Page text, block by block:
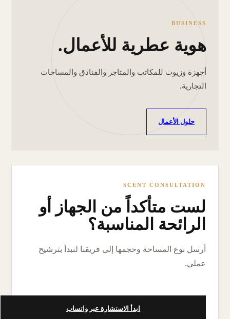
BUSINESS
هوية عطرية للأعمال.
أجهزة وزيوت للمكاتب والمتاجر والفنادق والمساحات
التجارية.
حلول الأعمال
SCENT CONSULTATION
لست متأكداً من الجهاز أو
الرائحة المناسبة؟
أرسل نوع المساحة وحجمها إلى فريقنا لنبدأ بترشيح
عملي.
ابدأ الاستشارة عبر واتساب